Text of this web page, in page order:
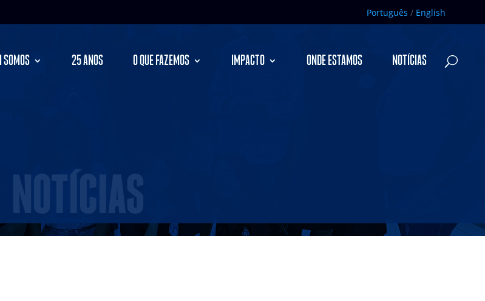
Português / English
SOMOS 25 ANOS O QUE FAZEMOS IMPACTO ONDE ESTAMOS NOTÍCIAS